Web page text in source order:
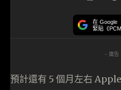
在 Google
緊貼《
- 廣告
預計還有 5 個月左右